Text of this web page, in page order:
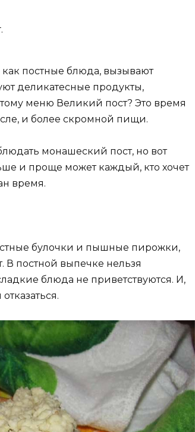
постные блюда, вызывают
деликатесные продукты,
меню Великий пост? Это время
и более скромной пищи.
монашеский пост, но вот
и проще может каждый, кто хочет
время.
булочки и пышные пирожки,
В постной выпечке нельзя
блюда не приветствуются. И,